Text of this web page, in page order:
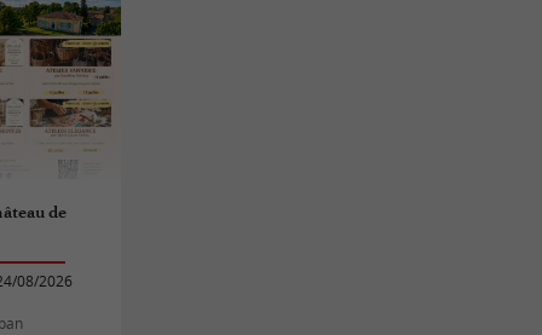
de
08/2026